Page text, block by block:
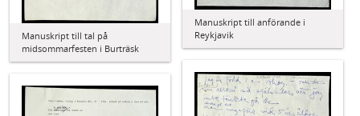
Manuskript till anförande i
Reykjavik
Manuskript till tal på
midsommarfesten i Burträsk